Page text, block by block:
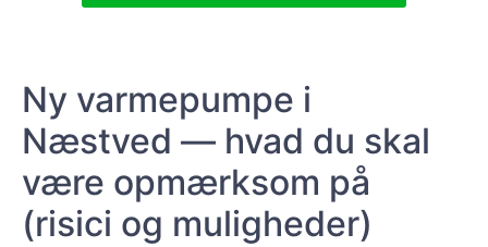
Ny varmepumpe i
Næstved — hvad du skal
være opmærksom på
(risici og muligheder)